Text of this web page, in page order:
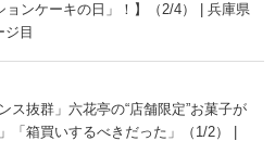
ョンケーキの日」！】（2/4） | 兵庫県
ジ目
ス抜群」六花亭の“店舗限定”お菓子が
箱買いするべきだった」（1/2） |